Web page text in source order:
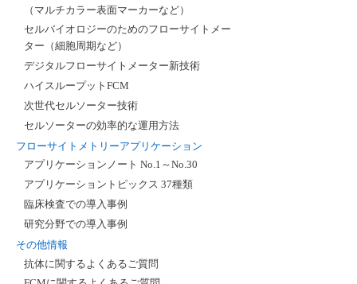
（マルチカラー表面マーカーなど）
セルバイオロジーのためのフローサイトメー
ター（細胞周期など）
デジタルフローサイトメーター新技術
ハイスループットFCM
次世代セルソーター技術
セルソーターの効率的な運用方法
フローサイトメトリーアプリケーション
アプリケーションノート No.1～No.30
アプリケーショントピックス 37種類
臨床検査での導入事例
研究分野での導入事例
その他情報
抗体に関するよくあるご質問